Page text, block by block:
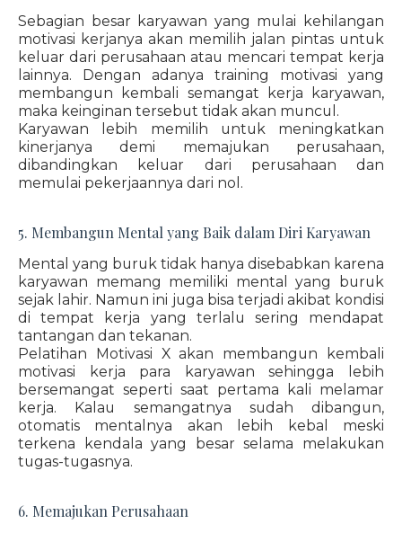
Sebagian besar karyawan yang mulai kehilangan
motivasi kerjanya akan memilih jalan pintas untuk
keluar dari perusahaan atau mencari tempat kerja
lainnya. Dengan adanya training motivasi yang
membangun kembali semangat kerja karyawan,
maka keinginan tersebut tidak akan muncul.
Karyawan lebih memilih untuk meningkatkan
kinerjanya demi memajukan perusahaan,
dibandingkan keluar dari perusahaan dan
memulai pekerjaannya dari nol.
5. Membangun Mental yang Baik dalam Diri Karyawan
Mental yang buruk tidak hanya disebabkan karena
karyawan memang memiliki mental yang buruk
sejak lahir. Namun ini juga bisa terjadi akibat kondisi
di tempat kerja yang terlalu sering mendapat
tantangan dan tekanan.
Pelatihan Motivasi X akan membangun kembali
motivasi kerja para karyawan sehingga lebih
bersemangat seperti saat pertama kali melamar
kerja. Kalau semangatnya sudah dibangun,
otomatis mentalnya akan lebih kebal meski
terkena kendala yang besar selama melakukan
tugas-tugasnya.
6. Memajukan Perusahaan